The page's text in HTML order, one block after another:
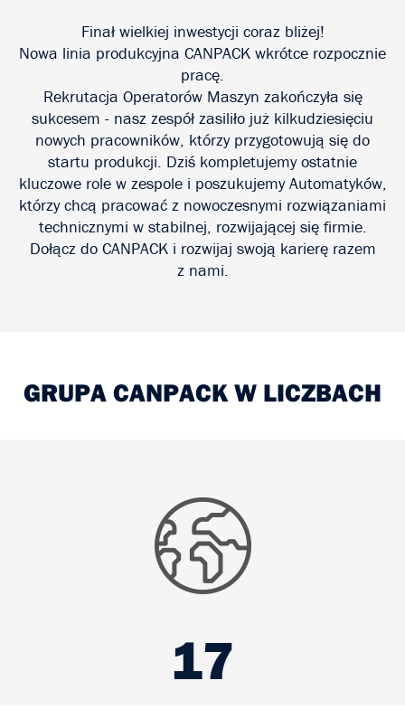
Finał wielkiej inwestycji coraz bliżej!
Nowa linia produkcyjna CANPACK wkrótce rozpocznie
pracę.
Rekrutacja Operatorów Maszyn zakończyła się
sukcesem - nasz zespół zasiliło już kilkudziesięciu
nowych pracowników, którzy przygotowują się do
startu produkcji. Dziś kompletujemy ostatnie
kluczowe role w zespole i poszukujemy Automatyków,
którzy chcą pracować z nowoczesnymi rozwiązaniami
technicznymi w stabilnej, rozwijającej się firmie.
Dołącz do CANPACK i rozwijaj swoją karierę razem
z nami.
GRUPA CANPACK W LICZBACH
30
8500
28
17
30
8500